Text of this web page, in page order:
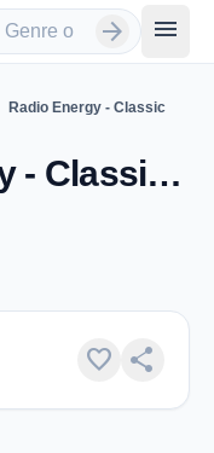
arrow_forward menu
Radio Energy - Classic
Radio Energy - Classic - Turin
favorite share